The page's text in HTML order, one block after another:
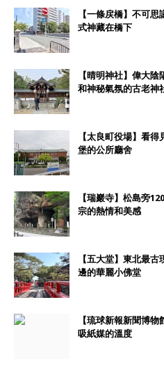
【一條戻橋】不可
式神藏在橋下
【晴明神社】偉大
和神秘氣氛的古老神
【太良町役場】看
堡的公所廳舍
【瑞巖寺】松島旁
宗的熱情和美感
【五大堂】東北最
邊的華麗小佛堂
【琉球新報新聞博
吸紙媒的溫度